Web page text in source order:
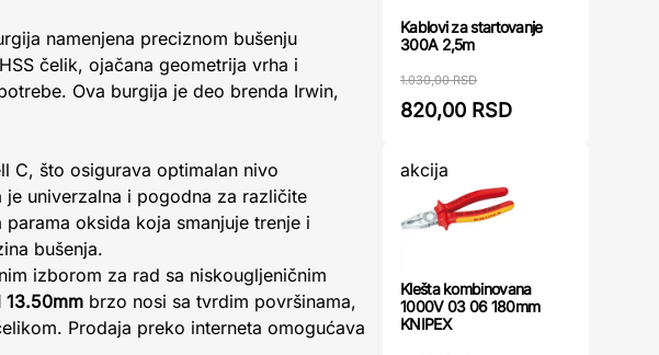
namenjena preciznom bušenju
čelik, ojačana geometrija vrha i
Ova burgija je deo brenda Irwin,
C, što osigurava optimalan nivo
je univerzalna i pogodna za različite
oksida koja smanjuje trenje i
bušenja.
izborom za rad sa niskougljeničnim
13.50mm brzo nosi sa tvrdim površinama,
Prodaja preko interneta omogućava
Kablovi za startovanje
300A 2,5m
1.030,00 RSD
820,00 RSD
akcija
Klešta kombinovana
1000V 03 06 180mm
KNIPEX